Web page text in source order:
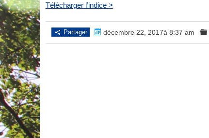
Télécharger l’indice >
Partager décembre 22, 2017à 8:37 am